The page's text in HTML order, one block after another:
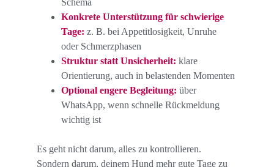
Schema
Konkrete Unterstützung für schwierige
Tage: z. B. bei Appetitlosigkeit, Unruhe
oder Schmerzphasen
Struktur statt Unsicherheit: klare
Orientierung, auch in belastenden Momenten
Optional engere Begleitung: über
WhatsApp, wenn schnelle Rückmeldung
wichtig ist
Es geht nicht darum, alles zu kontrollieren.
Sondern darum, deinem Hund mehr gute Tage zu